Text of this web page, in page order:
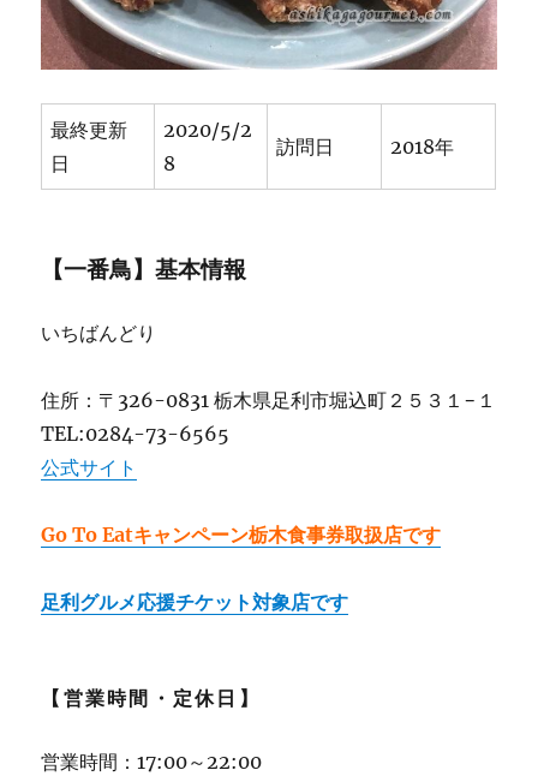
最終更新
日
2020/5/2
8
訪問日 2018年
【一番鳥】基本情報
いちばんどり
住所：〒326-0831 栃木県足利市堀込町２５３１−１
TEL:0284-73-6565
公式サイト
Go To Eatキャンペーン栃木食事券取扱店です
足利グルメ応援チケット対象店です
【営業時間・定休日】
営業時間：17:00～22:00